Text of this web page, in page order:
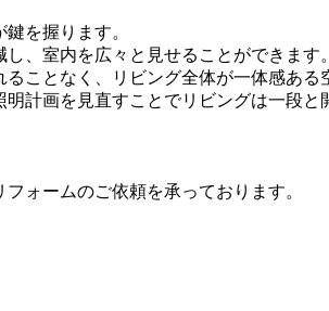
を握ります。
、室内を広々と見せることができます。
ことなく、リビング全体が一体感ある
計画を見直すことでリビングは一段と
ォームのご依頼を承っております。